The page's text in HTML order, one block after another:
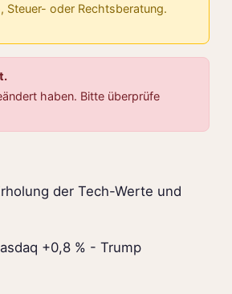
Steuer- oder Rechtsberatung.
haben. Bitte überprüfe
der Tech-Werte und
+0,8 % - Trump